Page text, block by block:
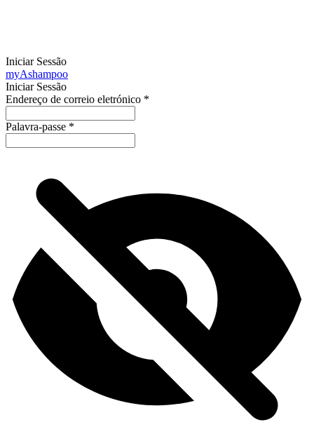
Iniciar Sessão
myAshampoo
Iniciar Sessão
Endereço de correio eletrónico *
Palavra-passe *